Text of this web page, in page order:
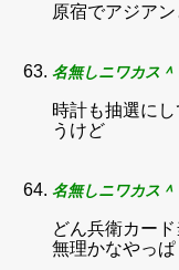
原宿でアジア
名無しニワカス＾
時計も抽選に
うけど
名無しニワカス＾
どん兵衛カー
無理かなやっぱ